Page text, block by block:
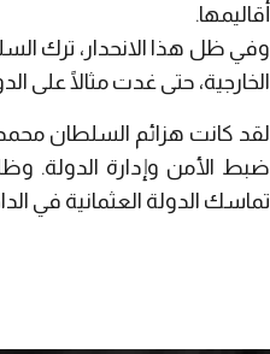
أقاليمها.
وفي ظل هذا الانحدار، ترك
الخارجية، حتى غدت مثالًا على
لقد كانت هزائم السلطان محمد
ضبط الأمن وإدارة الدولة.
تماسك الدولة العثمانية في